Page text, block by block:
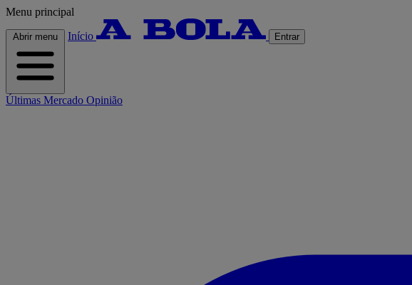
Menu principal
Abrir menu Início Entrar
Últimas Mercado Opinião